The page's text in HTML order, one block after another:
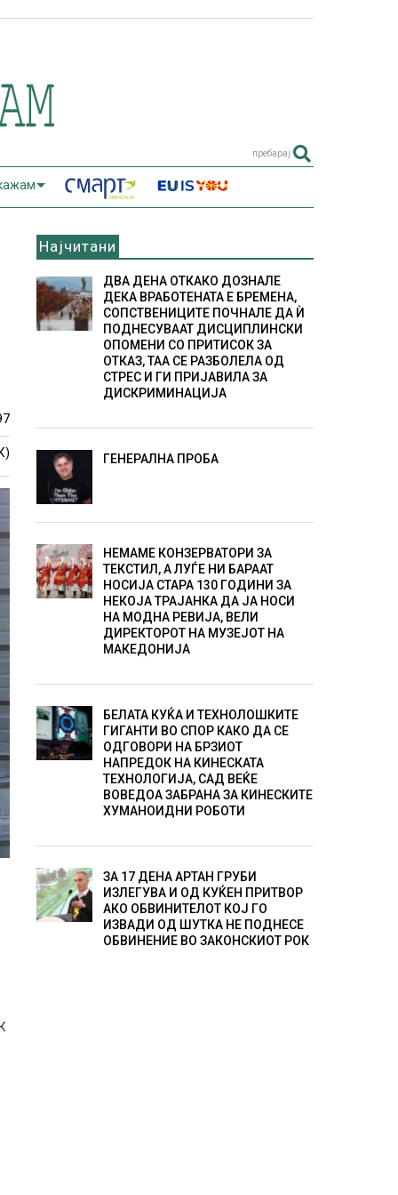
пребарај
Најчитани
ДВА ДЕНА ОТКАКО ДОЗНАЛЕ
ДЕКА ВРАБОТЕНАТА Е БРЕМЕНА,
СОПСТВЕНИЦИТЕ ПОЧНАЛЕ ДА Ѝ
ПОДНЕСУВААТ ДИСЦИПЛИНСКИ
ОПОМЕНИ СО ПРИТИСОК ЗА
ОТКАЗ, ТАА СЕ РАЗБОЛЕЛА ОД
СТРЕС И ГИ ПРИЈАВИЛА ЗА
ДИСКРИМИНАЦИЈА
ГЕНЕРАЛНА ПРОБА
НЕМАМЕ КОНЗЕРВАТОРИ ЗА
ТЕКСТИЛ, А ЛУЃЕ НИ БАРААТ
НОСИЈА СТАРА 130 ГОДИНИ ЗА
НЕКОЈА ТРАЈАНКА ДА ЈА НОСИ
НА МОДНА РЕВИЈА, ВЕЛИ
ДИРЕКТОРОТ НА МУЗЕЈОТ НА
МАКЕДОНИЈА
БЕЛАТА КУЌА И ТЕХНОЛОШКИТЕ
ГИГАНТИ ВО СПОР КАКО ДА СЕ
ОДГОВОРИ НА БРЗИОТ
НАПРЕДОК НА КИНЕСКАТА
ТЕХНОЛОГИЈА, САД ВЕЌЕ
ВОВЕДОА ЗАБРАНА ЗА КИНЕСКИТЕ
ХУМАНОИДНИ РОБОТИ
ЗА 17 ДЕНА АРТАН ГРУБИ
ИЗЛЕГУВА И ОД КУЌЕН ПРИТВОР
АКО ОБВИНИТЕЛОТ КОЈ ГО
ИЗВАДИ ОД ШУТКА НЕ ПОДНЕСЕ
ОБВИНЕНИЕ ВО ЗАКОНСКИОТ РОК